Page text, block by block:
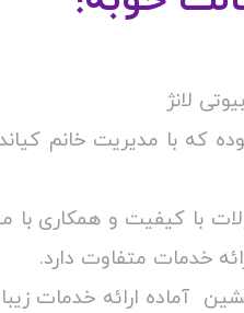
لانژ
که با مدیریت خانم
با کیفیت و همکاری با
خدمات متفاوت دارد.
آماده ارائه خدمات